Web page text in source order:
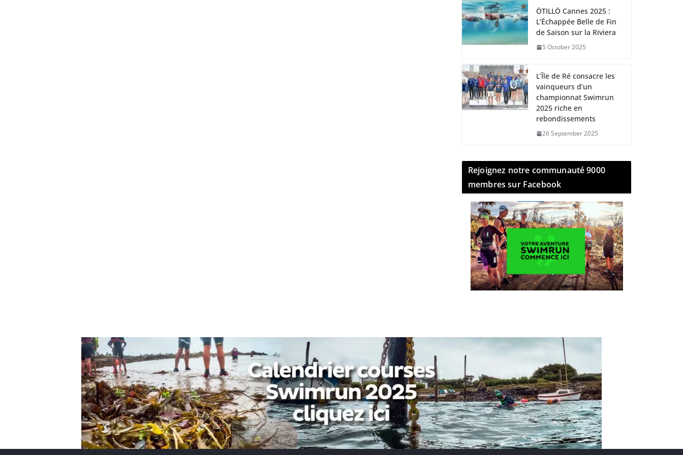
ÖTILLÖ Cannes 2025 :
L’Échappée Belle de Fin
de Saison sur la Riviera
5 October 2025
L’Île de Ré consacre les
vainqueurs d’un
championnat Swimrun
2025 riche en
rebondissements
26 September 2025
Rejoignez notre communauté 9000
membres sur Facebook